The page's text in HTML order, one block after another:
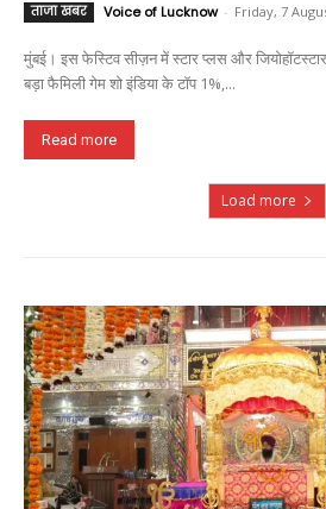
ताजा खबर Voice of Lucknow - Friday, 7
मुंबई। इस फेस्टिव सीज़न में स्टार प्लस और
बड़ा फैमिली गेम शो इंडिया के टॉप 1%,...
Read more
Load more